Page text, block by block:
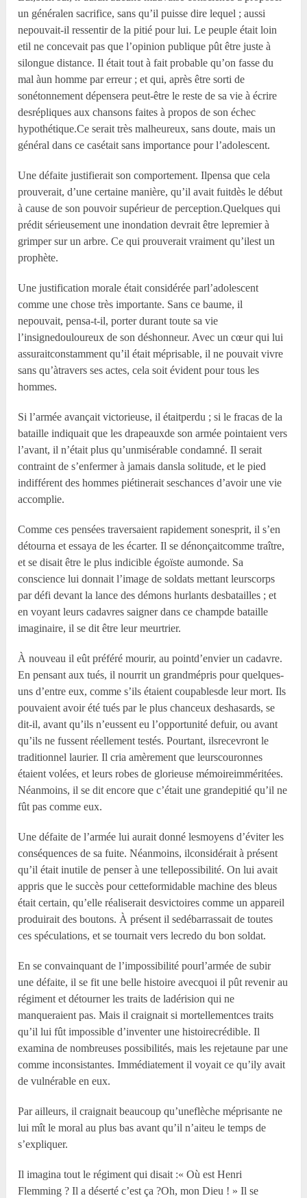
un généralen sacrifice, sans qu’il puisse dire lequel ; aussi
nepouvait-il ressentir de la pitié pour lui. Le peuple était loin
etil ne concevait pas que l’opinion publique pût être juste à
silongue distance. Il était tout à fait probable qu’on fasse du
mal àun homme par erreur ; et qui, après être sorti de
sonétonnement dépensera peut-être le reste de sa vie à écrire
desrépliques aux chansons faites à propos de son échec
hypothétique.Ce serait très malheureux, sans doute, mais un
général dans ce casétait sans importance pour l’adolescent.
Une défaite justifierait son comportement. Ilpensa que cela
prouverait, d’une certaine manière, qu’il avait fuitdès le début
à cause de son pouvoir supérieur de perception.Quelques qui
prédit sérieusement une inondation devrait être lepremier à
grimper sur un arbre. Ce qui prouverait vraiment qu’ilest un
prophète.
Une justification morale était considérée parl’adolescent
comme une chose très importante. Sans ce baume, il
nepouvait, pensa-t-il, porter durant toute sa vie
l’insignedouloureux de son déshonneur. Avec un cœur qui lui
assuraitconstamment qu’il était méprisable, il ne pouvait vivre
sans qu’àtravers ses actes, cela soit évident pour tous les
hommes.
Si l’armée avançait victorieuse, il étaitperdu ; si le fracas de la
bataille indiquait que les drapeauxde son armée pointaient vers
l’avant, il n’était plus qu’unmisérable condamné. Il serait
contraint de s’enfermer à jamais dansla solitude, et le pied
indifférent des hommes piétinerait seschances d’avoir une vie
accomplie.
Comme ces pensées traversaient rapidement sonesprit, il s’en
détourna et essaya de les écarter. Il se dénonçaitcomme traître,
et se disait être le plus indicible égoïste aumonde. Sa
conscience lui donnait l’image de soldats mettant leurscorps
par défi devant la lance des démons hurlants desbatailles ; et
en voyant leurs cadavres saigner dans ce champde bataille
imaginaire, il se dit être leur meurtrier.
À nouveau il eût préféré mourir, au pointd’envier un cadavre.
En pensant aux tués, il nourrit un grandmépris pour quelques-
uns d’entre eux, comme s’ils étaient coupablesde leur mort. Ils
pouvaient avoir été tués par le plus chanceux deshasards, se
dit-il, avant qu’ils n’eussent eu l’opportunité defuir, ou avant
qu’ils ne fussent réellement testés. Pourtant, ilsrecevront le
traditionnel laurier. Il cria amèrement que leurscouronnes
étaient volées, et leurs robes de glorieuse mémoireimméritées.
Néanmoins, il se dit encore que c’était une grandepitié qu’il ne
fût pas comme eux.
Une défaite de l’armée lui aurait donné lesmoyens d’éviter les
conséquences de sa fuite. Néanmoins, ilconsidérait à présent
qu’il était inutile de penser à une tellepossibilité. On lui avait
appris que le succès pour cetteformidable machine des bleus
était certain, qu’elle réaliserait desvictoires comme un appareil
produirait des boutons. À présent il sedébarrassait de toutes
ces spéculations, et se tournait vers lecredo du bon soldat.
En se convainquant de l’impossibilité pourl’armée de subir
une défaite, il se fit une belle histoire avecquoi il pût revenir au
régiment et détourner les traits de ladérision qui ne
manqueraient pas. Mais il craignait si mortellementces traits
qu’il lui fût impossible d’inventer une histoirecrédible. Il
examina de nombreuses possibilités, mais les rejetaune par une
comme inconsistantes. Immédiatement il voyait ce qu’ily avait
de vulnérable en eux.
Par ailleurs, il craignait beaucoup qu’uneflèche méprisante ne
lui mît le moral au plus bas avant qu’il n’aiteu le temps de
s’expliquer.
Il imagina tout le régiment qui disait :« Où est Henri
Flemming ? Il a déserté c’est ça ?Oh, mon Dieu ! » Il se